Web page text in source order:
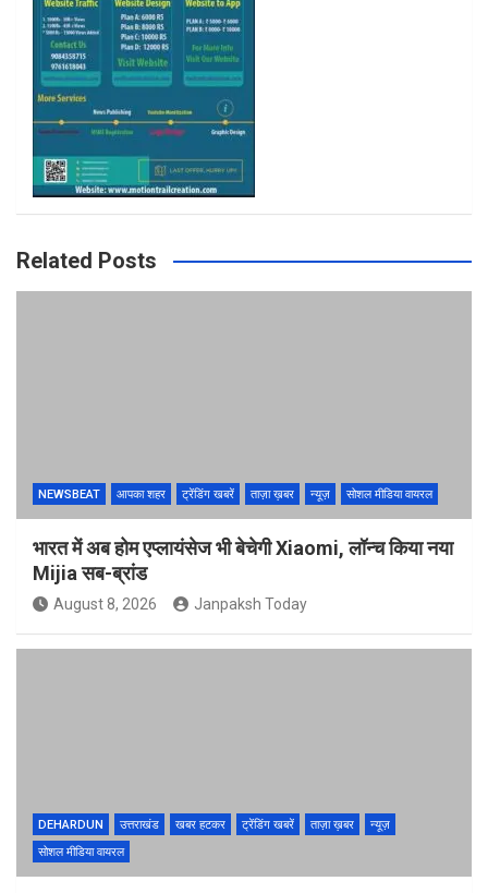
m
Related Posts
NEWSBEAT आपका शहर ट्रेंडिंग खबरें ताज़ा ख़बर न्यूज़ सोशल मीडिया वायरल
भारत में अब होम एप्लायंसेज भी बेचेगी Xiaomi, लॉन्च किया नया
Mijia सब-ब्रांड
August 8, 2026 Janpaksh Today
DEHARDUN उत्तराखंड खबर हटकर ट्रेंडिंग खबरें ताज़ा ख़बर
न्यूज़
सोशल मीडिया वायरल